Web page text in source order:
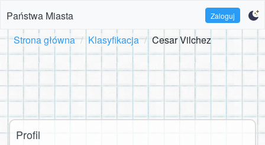
Państwa Miasta Zaloguj
Strona główna Klasyfikacja Cesar Vilchez
Profil